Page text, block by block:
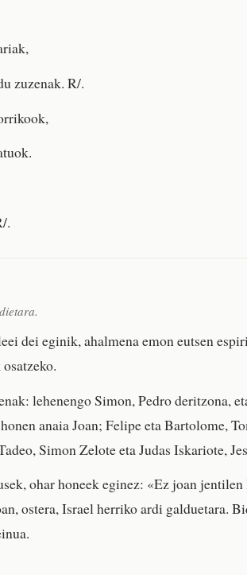
zuzenak. R/.
.
dei eginik, ahalmena emon eutsen
lehenengo Simon, Pedro deritzona,
anaia Joan; Felipe eta Bartolome,
Simon Zelote eta Judas Iskariote,
ohar honeek eginez: «Ez joan
ostera, Israel herriko ardi galduetara.